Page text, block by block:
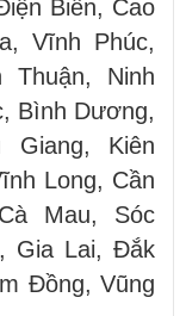
Biên, Cao
Vĩnh Phúc,
Thuận, Ninh
Bình Dương,
Giang, Kiên
Long, Cần
Mau, Sóc
Gia Lai, Đắk
Đồng, Vũng